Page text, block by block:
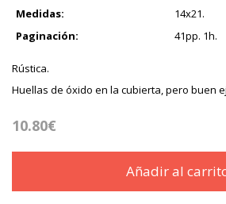
Medidas:
14x21.
Paginación:
41pp. 1h.
Rústica.
Huellas de óxido en la cubierta, pero buen
10.80€
Añadir al